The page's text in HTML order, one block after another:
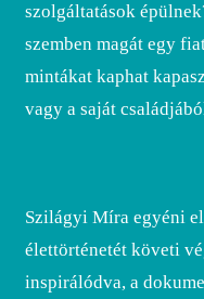
szolgáltatások
szemben magát egy
mintákat kaphat
vagy a saját
Szilágyi Míra egyéni
élettörténetét követi
inspirálódva, a